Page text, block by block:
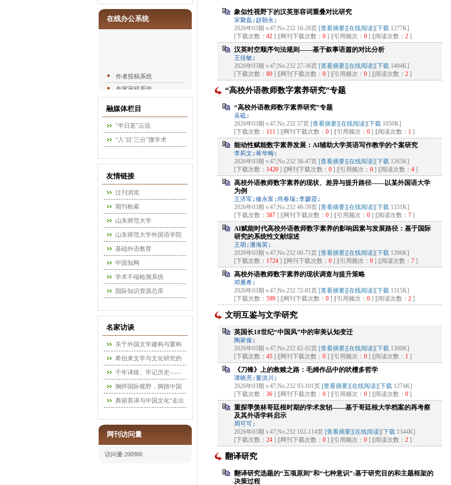
智慧：文学如何重塑外语
教育的价值维度？
在线办公系统
作者投稿系统
专家审稿系统
编辑办公系统
融媒体栏目
“半日茗”云说
“入’目‘三分”微学术
友情链接
过刊浏览
期刊检索
山东师范大学
山东师范大学外国语学院
基础外语教育
中国知网
学术不端检测系统
国际知识资源总库
名家访谈
关于外国文学建构与重构
的思考——李维屏教授访
谈录
希伯来文学与文化研究的
思想和路径——王立新教
授访谈录
千年译路、牢记历史——
穆雷教授访谈录
胸怀国际视野，脚踏中国
实际，提升理论自觉——
典籍英译与中国文化“走出
网刊访问量
访问量:200900
象似性视野下的汉英形容词重叠对比研究
宋聚磊;赵朝永;
2026年03期 v.47;No.232 16-26页 [查看摘要][在线阅读] [下载1277K]
[下载次数： 42] |[网刊下载次数： 0] |[引用频次： 0] |[阅读次数： 2]
汉英时空顺序句法规则——基于叙事语篇的对比分析
王佳敏;
2026年03期 v.47;No.232 27-36页 [查看摘要][在线阅读] [下载1404K]
[下载次数： 80] |[网刊下载次数： 0] |[引用频次： 0] |[阅读次数： 2]
“高校外语教师数字素养研究”专题
“高校外语教师数字素养研究”专题
吴砥;
2026年03期 v.47;No.232 37页 [查看摘要][在线阅读] [下载1050K]
[下载次数： 111] |[网刊下载次数： 0] |[引用频次： 0] |[阅读次数： 1]
能动性赋能数字素养发展：AI辅助大学英语写作教学的个案研究
李莉文;蒋华梅;
2026年03期 v.47;No.232 38-47页 [查看摘要][在线阅读] [下载1265K]
[下载次数： 1420] |[网刊下载次数： 0] |[引用频次： 0] |[阅读次数： 4]
高校外语教师数字素养的现状、差异与提升路径——以某外国语大学
为例
王济军;修永富;尚春瑞;李媛霞;
2026年03期 v.47;No.232 48-59页 [查看摘要][在线阅读] [下载1331K]
[下载次数： 587] |[网刊下载次数： 0] |[引用频次： 0] |[阅读次数： 7]
AI赋能时代高校外语教师数字素养的影响因素与发展路径：基于国际
研究的系统性文献综述
王萌;潘海英;
2026年03期 v.47;No.232 60-71页 [查看摘要][在线阅读] [下载1396K]
[下载次数： 1724] |[网刊下载次数： 0] |[引用频次： 0] |[阅读次数： 7]
高校外语教师数字素养的现状调查与提升策略
邓雁希;
2026年03期 v.47;No.232 72-81页 [查看摘要][在线阅读] [下载1315K]
[下载次数： 599] |[网刊下载次数： 0] |[引用频次： 0] |[阅读次数： 2]
文明互鉴与文学研究
英国长18世纪“中国风”中的审美认知变迁
陶家俊;
2026年03期 v.47;No.232 82-92页 [查看摘要][在线阅读] [下载1300K]
[下载次数： 45] |[网刊下载次数： 0] |[引用频次： 0] |[阅读次数： 1 ]
《刀锋》上的救赎之路：毛姆作品中的吠檀多哲学
谭晓亮;董洪川;
2026年03期 v.47;No.232 93-101页 [查看摘要][在线阅读] [下载1274K]
[下载次数： 36] |[网刊下载次数： 0] |[引用频次： 0] |[阅读次数： 0]
重探季羡林哥廷根时期的学术发轫——基于哥廷根大学档案的再考察
及其外语学科启示
周可可;
2026年03期 v.47;No.232 102-114页 [查看摘要][在线阅读] [下载1344K]
[下载次数： 24] |[网刊下载次数： 0] |[引用频次： 0] |[阅读次数： 2]
翻译研究
翻译研究选题的“五项原则”和“七种意识”:基于研究目的和主题框架的
决策过程